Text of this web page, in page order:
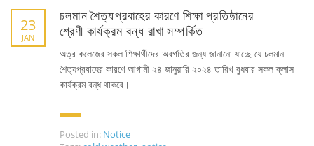
23
JAN
চলমান শৈত্যপ্রবাহের কারণে শিক্ষা প্রতিষ্ঠানের
শ্রেণী কার্যক্রম বন্ধ রাখা সম্পর্কিত
অত্র কলেজের সকল শিক্ষার্থীদের অবগতির জন্য জানানো যাচ্ছে যে চলমান
শৈত্যপ্রবাহের কারণে আগামী ২৪ জানুয়ারি ২০২৪ তারিখ বুধবার সকল ক্লাস
কার্যক্রম বন্ধ থাকবে।
Posted in: Notice
Bangladesh
+88-01711-844881, +88-01711-
844882, +88-01711-067687, +88-
01712-910255, +88-01752-
260408, +88-01752-260409
bcmccrm@gmail.com